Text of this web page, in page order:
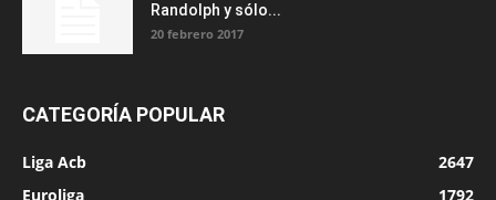
Randolph y sólo...
20 febrero 2017
CATEGORÍA POPULAR
Liga Acb
2647
Euroliga
1792